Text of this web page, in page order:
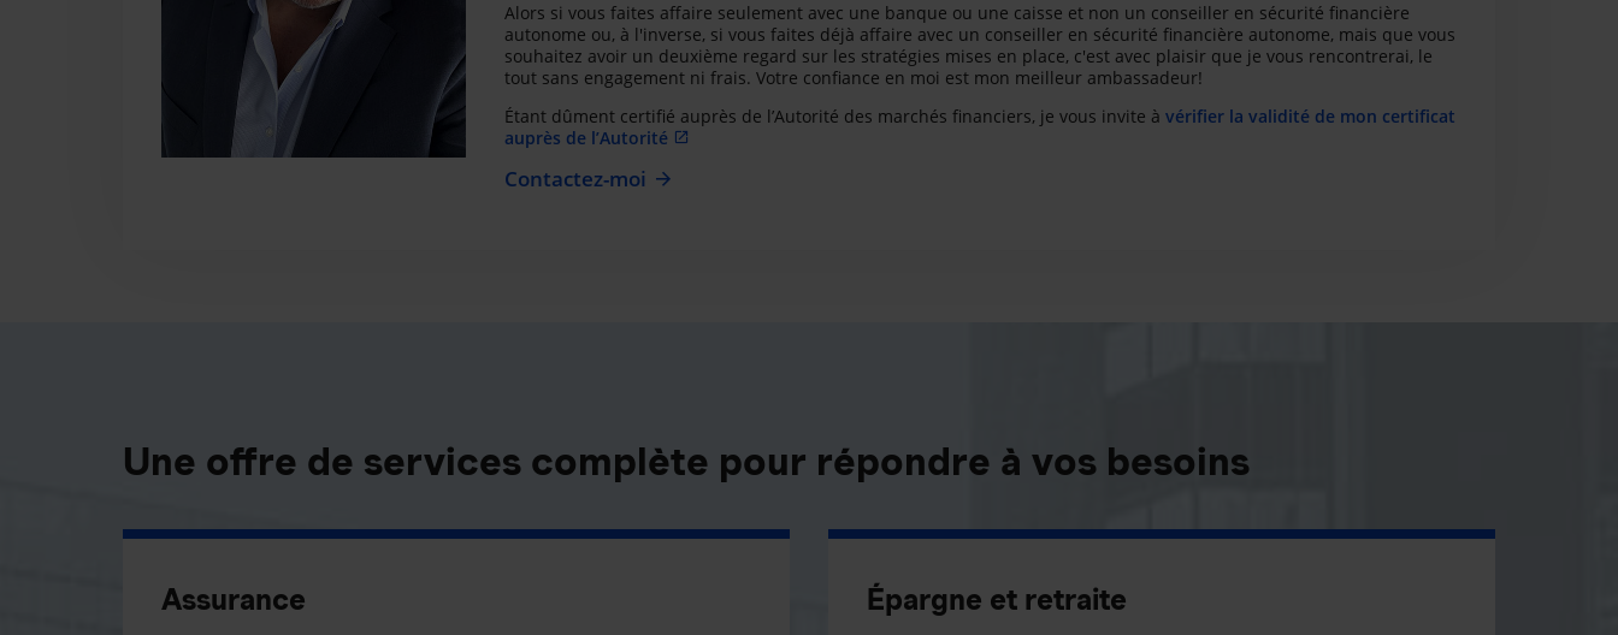
Alors si vous faites affaire seulement avec une banque ou une caisse et non un conseiller en sécurité financière
autonome ou, à l'inverse, si vous faites déjà affaire avec un conseiller en sécurité financière autonome, mais que vous
souhaitez avoir un deuxième regard sur les stratégies mises en place, c'est avec plaisir que je vous rencontrerai, le
tout sans engagement ni frais. Votre confiance en moi est mon meilleur ambassadeur!
Étant dûment certifié auprès de l’Autorité des marchés financiers, je vous invite à vérifier la validité de mon certificat
auprès de l’Autorité
Contactez-moi
Une offre de services complète pour répondre à vos besoins
Assurance Épargne et retraite